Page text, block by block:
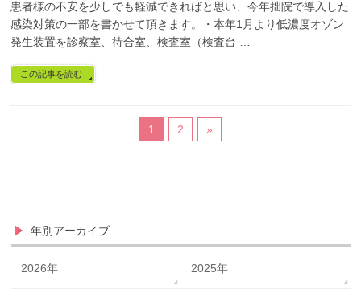
患者様の不安を少しでも軽減できればと思い、今年拙院で導入した
感染対策の一部を書かせて頂きます。・本年1月より低濃度オゾン
発生装置を診察室、待合室、検査室（検査台 …
この記事を読む
1 2 »
年別アーカイブ
2026年 2025年